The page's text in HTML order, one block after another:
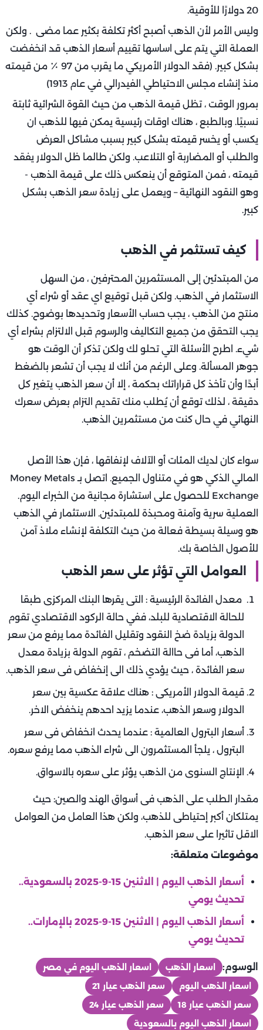
20 دولارًا للأوقية.
وليس الأمر لأن الذهب أصبح أكثر تكلفة بكثير عما مضى . ولكن
العملة التي يتم على اساسها تقييم أسعار الذهب قد انخفضت
بشكل كبير. (فقد الدولار الأمريكي ما يقرب من 97 ٪ من قيمته
منذ إنشاء مجلس الاحتياطي الفيدرالي في عام 1913)
بمرور الوقت ، تظل قيمة الذهب من حيث القوة الشرائية ثابتة
نسبيًا. وبالطبع ، هناك اوقات رئيسية يمكن فيها للذهب ان
يكسب أو يخسر قيمته بشكل كبير بسبب مشاكل العرض
والطلب أو المضاربة أو التلاعب. ولكن طالما ظل الدولار يفقد
قيمته ، فمن المتوقع أن ينعكس ذلك على قيمة الذهب -
وهو النقود النهائية – ويعمل على زيادة سعر الذهب بشكل
كبير.
كيف تستثمر في الذهب
من المبتدئين إلى المستثمرين المحترفين ، من السهل
الاستثمار في الذهب. ولكن قبل توقيع اي عقد أو شراء أي
منتج من الذهب ، يجب حساب الأسعار وتحديدها بوضوح. كذلك
يجب التحقق من جميع التكاليف والرسوم قبل الالتزام بشراء أي
شيء. اطرح الأسئلة التي تحلو لك ولكن تذكر أن الوقت هو
جوهر المسألة. وعلى الرغم من أنك لا يجب أن تشعر بالضغط
أبدًا وأن تأخذ كل قراراتك بحكمة ، إلا أن سعر الذهب يتغير كل
دقيقة ، لذلك توقع أن يُطلب منك تقديم التزام بعرض سعرك
النهائي في حال كنت من مستثمرين الذهب.
سواء كان لديك المئات أو الآلاف لإنفاقها ، فإن هذا الأصل
المالي الذكي هو في متناول الجميع. اتصل بـ Money Metals
Exchange للحصول على استشارة مجانية من الخبراء اليوم.
العملية سرية وآمنة ومحبذة للمبتدئين. الاستثمار في الذهب
هو وسيلة بسيطة فعالة من حيث التكلفة لإنشاء ملاذ آمن
للأصول الخاصة بك.
العوامل التي تؤثر على سعر الذهب
معدل الفائدة الرئيسية : التى يقرها البنك المركزى طبقا
للحالة الاقتصادية للبلد، ففي حالة الركود الاقتصادي تقوم
الدولة بزيادة ضخ النقود وتقليل الفائدة مما يرفع من سعر
الذهب، أما فى حاالة التضخم ، تقوم الدولة بزيادة معدل
سعر الفائدة ، حيث يؤدي ذلك الى إنخفاض فى سعر الذهب.
قيمة الدولار الأمريكى : هناك علاقة عكسية بين سعر
الدولار وسعر الذهب، عندما يزيد احدهم ينخفض الاخر.
أسعار البترول العالمية : عندما يحدث انخفاض فى سعر
البترول ، يلجأ المستثمرون الى شراء الذهب مما يرفع سعره.
الإنتاج السنوى من الذهب يؤثر على سعره بالاسواق.
مقدار الطلب على الذهب فى أسواق الهند والصين: حيث
يمتلكان أكبر إحتياطى للذهب، ولكن هذا العامل من العوامل
الاقل تاثيرا على سعر الذهب.
موضوعات متعلقة:
أسعار الذهب اليوم | الاثنين 15-9-2025 بالسعودية..
تحديث يومي
أسعار الذهب اليوم | الاثنين 15-9-2025 بالإمارات..
تحديث يومي
الوسوم: اسعار الذهب
اسعار الذهب اليوم في مصر
اسعار الذهب اليوم
سعر الذهب عيار 21
سعر الذهب عيار 18
سعر الذهب عيار 24
اسعار الذهب اليوم بالسعودية